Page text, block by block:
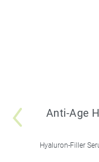
Anti-Age